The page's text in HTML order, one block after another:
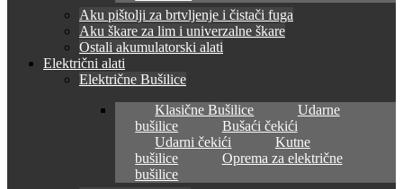
Aku pištolji za brtvljenje i čistači fuga
Aku škare za lim i univerzalne škare
Ostali akumulatorski alati
Električni alati
Električne Bušilice
Klasične Bušilice
Udarne
bušilice
Bušaći čekići
Udarni čekići
Kutne
bušilice
Oprema za električne
bušilice